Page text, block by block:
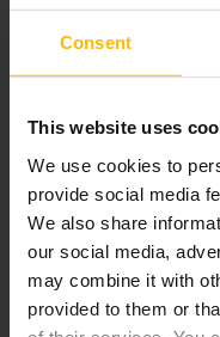
Consent
This website uses
We use cookies to
provide social media
We also share
our social media,
may combine it with
provided to them or